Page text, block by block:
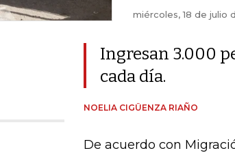
miércoles, 18 de julio
Ingresan 3.000
cada día.
NOELIA CIGÜENZA RIAÑO
De acuerdo con